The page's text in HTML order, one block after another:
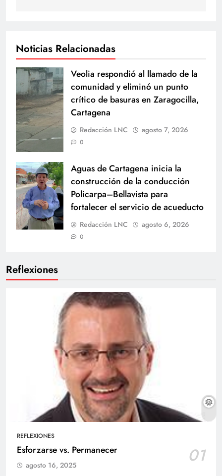
Reflexiones
REFLEXIONES
Esforzarse vs. Permanecer 01
agosto 16, 2025
Noticias Relacionadas
Veolia respondió al llamado de la
comunidad y eliminó un punto
crítico de basuras en Zaragocilla,
Cartagena
Redacción LNC agosto 7, 2026
0
Aguas de Cartagena inicia la
construcción de la conducción
Policarpa–Bellavista para
fortalecer el servicio de acueducto
Redacción LNC agosto 6, 2026
0